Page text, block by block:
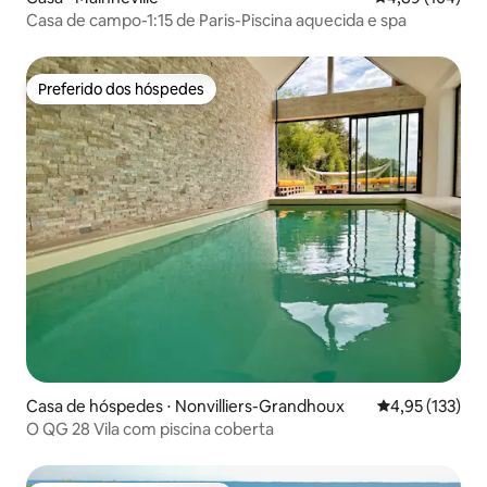
Casa de campo-1:15 de Paris-Piscina aquecida e spa
Preferido dos hóspedes
Preferido dos hóspedes
Casa de hóspedes ⋅ Nonvilliers-Grandhoux 4,95 de uma
4,95 (133)
O QG 28 Vila com piscina coberta